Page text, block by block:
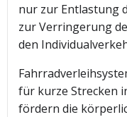
nur zur Entlastung
zur Verringerung
den
für kurze Strecken
fördern die